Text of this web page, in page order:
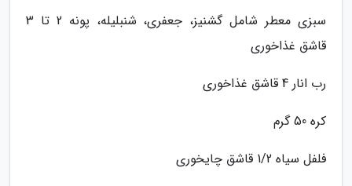
سبزی معطر شامل گشنیز، جعفری، شنبلیله، پونه 2 تا 3
قاشق غذاخوری
رب انار 4 قاشق غذاخوری
کره 50 گرم
فلفل سیاه 1/2 قاشق چایخوری